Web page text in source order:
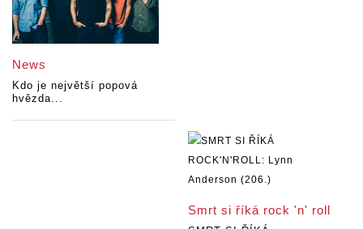
News
Kdo je největší popová
hvězda...
Smrt si říká rock 'n' roll